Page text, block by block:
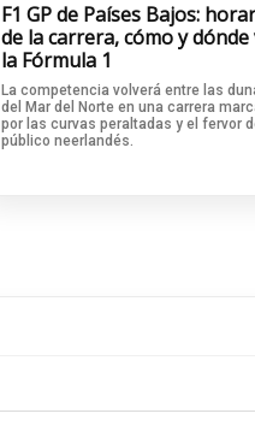
F1 GP de Países Bajos:
de la carrera, cómo y dónde
la Fórmula 1
La competencia volverá entre las
del Mar del Norte en una carrera
por las curvas peraltadas y el fervor
público neerlandés.